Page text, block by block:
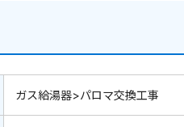
ガス給湯器>パロマ交換工事